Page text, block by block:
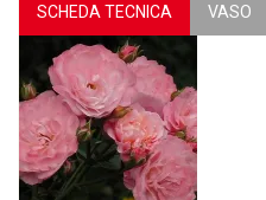
SCHEDA TECNICA VASO